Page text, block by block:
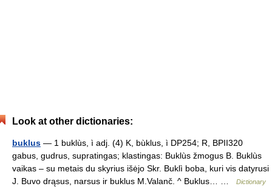
Look at other dictionaries:
buklus — 1 buklùs, ì adj. (4) K, bùklus, ì DP254; R, BPII320
gabus, gudrus, supratingas; klastingas: Buklùs žmogus B. Buklùs
vaikas – su metais du skyrius išėjo Skr. Buklì boba, kuri vis datyrusi
J. Buvo drąsus, narsus ir buklus M.Valanč. ^ Buklus… …
Dictionary